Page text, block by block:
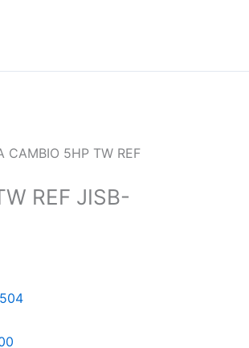
CAMBIO 5HP TW REF
REF JISB-